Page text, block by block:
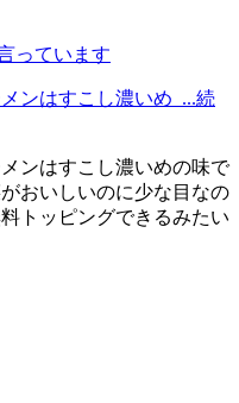
っています
ンはすこし濃いめ ...続
ンはすこし濃いめの味で
おいしいのに少な目なの
トッピングできるみたい